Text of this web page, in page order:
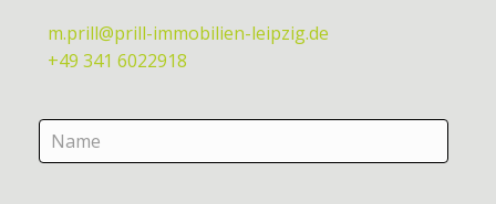
m.prill@prill-immobilien-leipzig.de
+49 341 6022918